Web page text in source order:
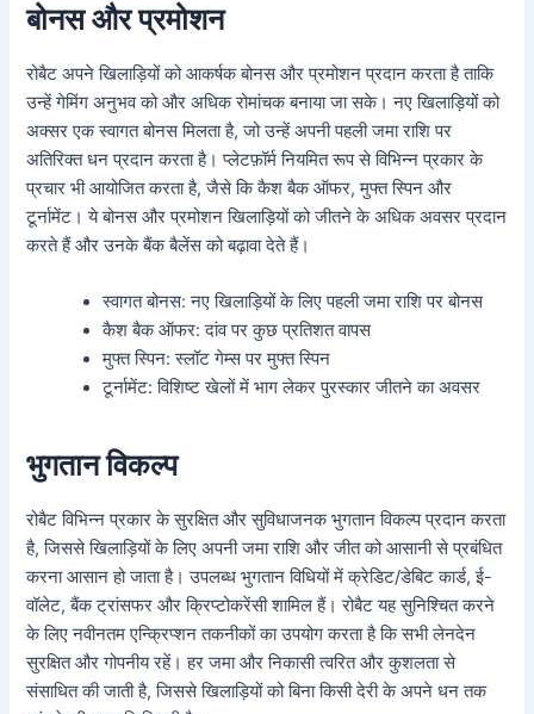
बोनस और प्रमोशन
रोबैट अपने खिलाड़ियों को आकर्षक बोनस और प्रमोशन प्रदान करता है ताकि
उन्हें गेमिंग अनुभव को और अधिक रोमांचक बनाया जा सके। नए खिलाड़ियों को
अक्सर एक स्वागत बोनस मिलता है, जो उन्हें अपनी पहली जमा राशि पर
अतिरिक्त धन प्रदान करता है। प्लेटफ़ॉर्म नियमित रूप से विभिन्न प्रकार के
प्रचार भी आयोजित करता है, जैसे कि कैश बैक ऑफर, मुफ्त स्पिन और
टूर्नामेंट। ये बोनस और प्रमोशन खिलाड़ियों को जीतने के अधिक अवसर प्रदान
करते हैं और उनके बैंक बैलेंस को बढ़ावा देते हैं।
स्वागत बोनस: नए खिलाड़ियों के लिए पहली जमा राशि पर बोनस
कैश बैक ऑफर: दांव पर कुछ प्रतिशत वापस
मुफ्त स्पिन: स्लॉट गेम्स पर मुफ्त स्पिन
टूर्नामेंट: विशिष्ट खेलों में भाग लेकर पुरस्कार जीतने का अवसर
भुगतान विकल्प
रोबैट विभिन्न प्रकार के सुरक्षित और सुविधाजनक भुगतान विकल्प प्रदान करता
है, जिससे खिलाड़ियों के लिए अपनी जमा राशि और जीत को आसानी से प्रबंधित
करना आसान हो जाता है। उपलब्ध भुगतान विधियों में क्रेडिट/डेबिट कार्ड, ई-
वॉलेट, बैंक ट्रांसफर और क्रिप्टोकरेंसी शामिल हैं। रोबैट यह सुनिश्चित करने
के लिए नवीनतम एन्क्रिप्शन तकनीकों का उपयोग करता है कि सभी लेनदेन
सुरक्षित और गोपनीय रहें। हर जमा और निकासी त्वरित और कुशलता से
संसाधित की जाती है, जिससे खिलाड़ियों को बिना किसी देरी के अपने धन तक